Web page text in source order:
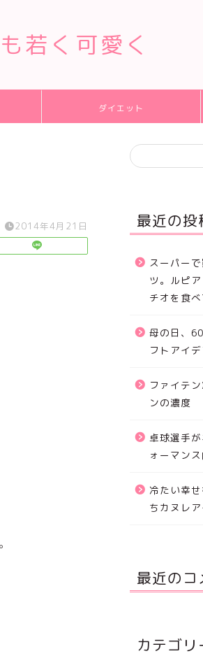
若く可愛く
ダイエット
2014年4月21日 最近の投
スーパー
ツ。ルピ
チオを食べ
母の日、
フトアイデ
ファイテ
ンの濃度
卓球選手
ォーマン
冷たい幸
ちカヌレ
最近のコ
カテゴリ